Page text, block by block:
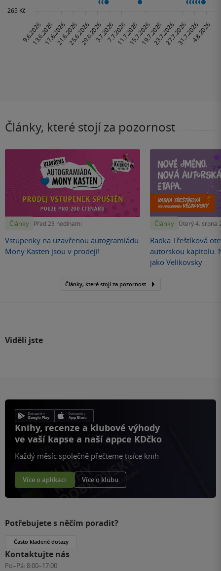
Články, které stojí za pozornost
Články Před 23 hodinami
Vstupenky na uzavřenou autogramiádu
Mony Kasten jsou v prodeji!
Články Úterý 4. srpna
Radka Třeštíková
autorskou kapitolu.
jako Velikovsky
Články, které stojí za pozornost
Viděli jste
Knihy, recenze a klubové výhody
ve vaší kapse a naší appce KDčko
Každý měsíc společně přečteme tisíce knih
Více o aplikaci Více o klubu
Potřebujete s něčím poradit?
Často kladené dotazy
Kontaktujte nás
Po–Pá: 8:00–17:00